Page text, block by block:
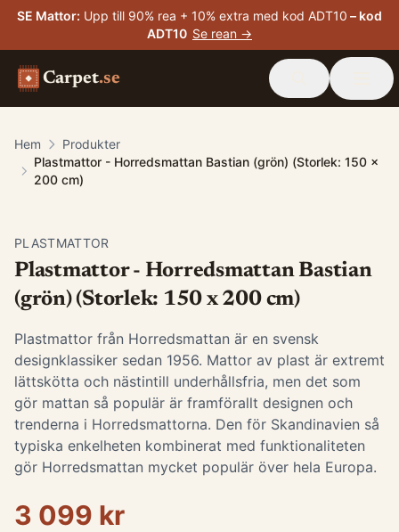
SE Mattor: Upp till 90% rea + 10% extra med kod ADT10 – kod
ADT10 Se rean →
Carpet.se
Hem
Produkter
Plastmattor - Horredsmattan Bastian (grön) (Storlek: 150 x
200 cm)
PLASTMATTOR
Plastmattor - Horredsmattan Bastian
(grön) (Storlek: 150 x 200 cm)
Plastmattor från Horredsmattan är en svensk
designklassiker sedan 1956. Mattor av plast är extremt
lättskötta och nästintill underhållsfria, men det som
gör mattan så populär är framförallt designen och
trenderna i Horredsmattorna. Den för Skandinavien så
typiska enkelheten kombinerat med funktionaliteten
gör Horredsmattan mycket populär över hela Europa.
3 099 kr